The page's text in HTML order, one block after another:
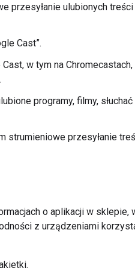
przesyłanie ulubionych
Cast”.
w tym na
programy, filmy,
strumieniowe przesyłanie
o aplikacji w sklepie,
z urządzeniami